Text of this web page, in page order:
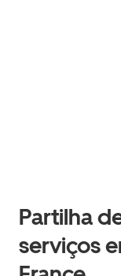
Partilha
serviços